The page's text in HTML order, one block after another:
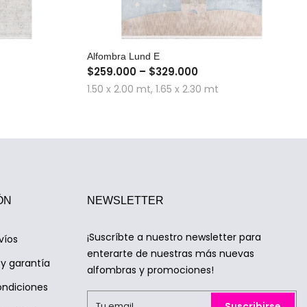
COMPRA RÁPIDA
Alfombra Lund E
$259.000 – $329.000
1.50 x 2.00 mt, 1.65 x 2.30 mt
garantía
NEWSLETTER
¡Suscríbte a nuestro newsletter para
enterarte de nuestras más nuevas
alfombras y promociones!